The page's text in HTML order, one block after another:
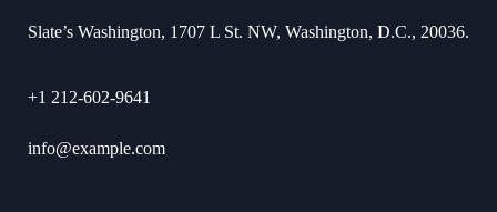
Slate’s Washington, 1707 L St. NW, Washington, D.C., 20036.
+1 212-602-9641
info@example.com